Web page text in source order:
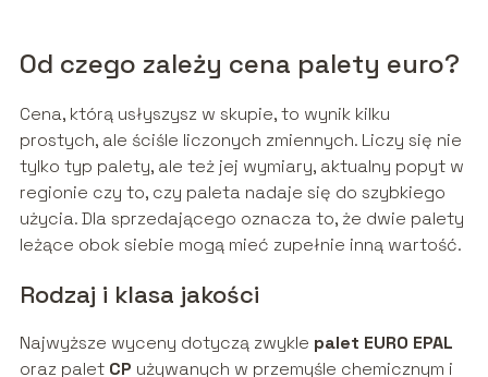
Od czego zależy cena palety euro?
Cena, którą usłyszysz w skupie, to wynik kilku
prostych, ale ściśle liczonych zmiennych. Liczy się nie
tylko typ palety, ale też jej wymiary, aktualny popyt w
regionie czy to, czy paleta nadaje się do szybkiego
użycia. Dla sprzedającego oznacza to, że dwie palety
leżące obok siebie mogą mieć zupełnie inną wartość.
Rodzaj i klasa jakości
Najwyższe wyceny dotyczą zwykle palet EURO EPAL
oraz palet CP używanych w przemyśle chemicznym i